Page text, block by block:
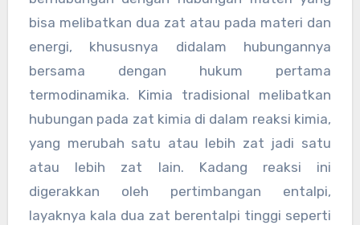
bisa melibatkan dua zat atau pada materi dan
energi, khususnya didalam hubungannya
bersama dengan hukum pertama
termodinamika. Kimia tradisional melibatkan
hubungan pada zat kimia di dalam reaksi kimia,
yang merubah satu atau lebih zat jadi satu
atau lebih zat lain. Kadang reaksi ini
digerakkan oleh pertimbangan entalpi,
layaknya kala dua zat berentalpi tinggi seperti